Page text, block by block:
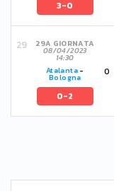
3-0
29A GIORNATA
08/04/2023
14:30
Atalanta-
Bologna
0-2
0